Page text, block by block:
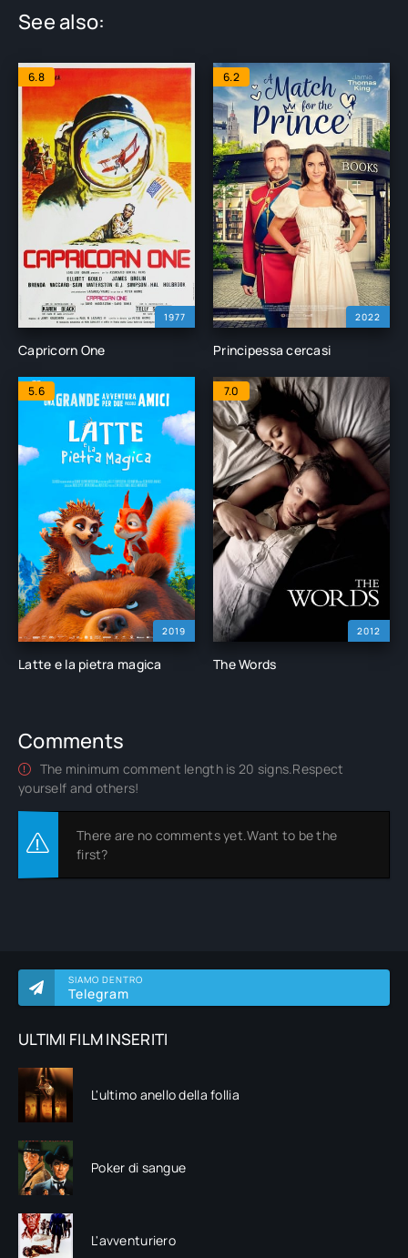
SIAMO DENTRO
Telegram
ULTIMI FILM INSERITI
L'ultimo anello della follia
Poker di sangue
L'avventuriero
See also:
1977
6.8
Capricorn One
2022
6.2
Principessa cercasi
2019
5.6
Latte e la pietra magica
2012
7.0
The Words
Comments
The minimum comment length is 20 signs.Respect
yourself and others!
There are no comments yet.Want to be the
first?